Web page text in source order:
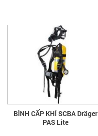
BÌNH CẤP KHÍ SCBA Dräger
PAS Lite